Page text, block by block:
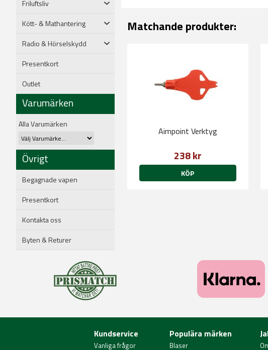
Friluftsliv
Kött- & Mathantering
Radio & Hörselskydd
Presentkort
Outlet
Varumärken
Alla Varumärken
Övrigt
Begagnade vapen
Presentkort
Kontakta oss
Byten & Returer
Matchande produkter:
Aimpoint Verktyg
238 kr
KÖP
Kundservice
Vanliga frågor
Populära märken
Blaser